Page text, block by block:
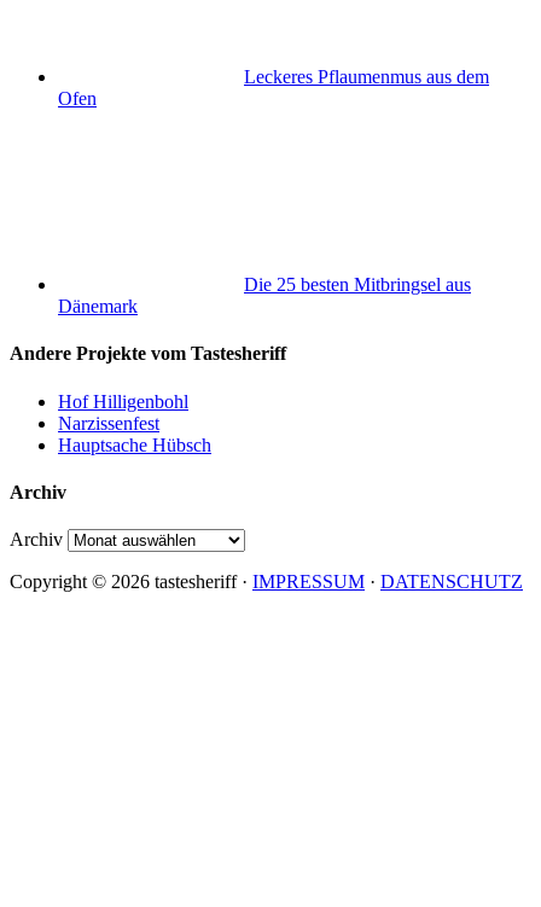
Leckeres Pflaumenmus aus dem
Ofen
Die 25 besten Mitbringsel aus
Dänemark
Andere Projekte vom Tastesheriff
Hof Hilligenbohl
Narzissenfest
Hauptsache Hübsch
Archiv
Archiv
Copyright © 2026 tastesheriff · IMPRESSUM · DATENSCHUTZ